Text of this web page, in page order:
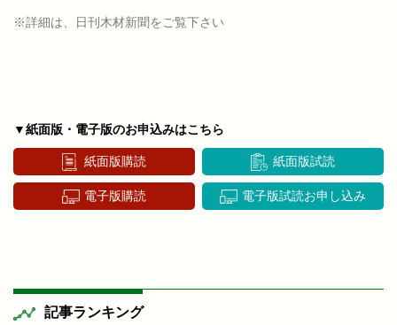
※詳細は、日刊木材新聞をご覧下さい
▼紙面版・電子版のお申込みはこちら
紙面版購読 紙面版試読
電子版購読 電子版試読お申し込み
記事ランキング